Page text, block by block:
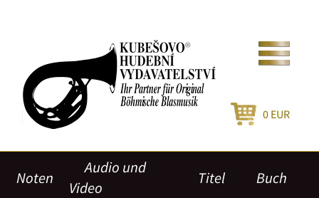
0 EUR
Noten
Audio und
Video
Titel Buch